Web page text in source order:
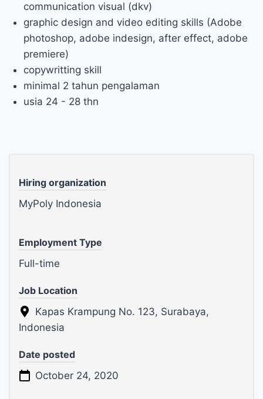
communication visual (dkv)
graphic design and video editing skills (Adobe
photoshop, adobe indesign, after effect, adobe
premiere)
copywritting skill
minimal 2 tahun pengalaman
usia 24 - 28 thn
Hiring organization
MyPoly Indonesia
Employment Type
Full-time
Job Location
Kapas Krampung No. 123, Surabaya,
Indonesia
Date posted
October 24, 2020